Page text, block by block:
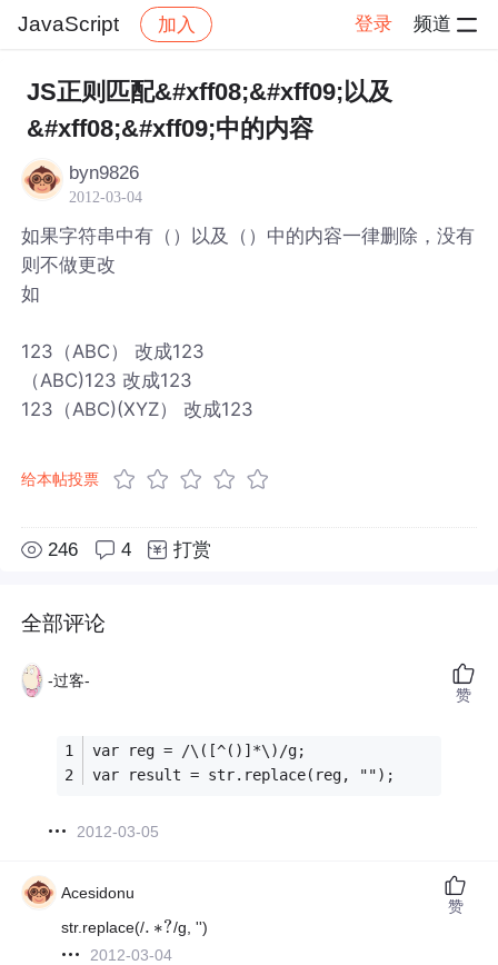
JavaScript 加入 登录 频道
社区 JavaScript
JS正则匹配&#xff08;&#xff09;以及
&#xff08;&#xff09;中的内容
byn9826
2012-03-04
如果字符串中有（）以及（）中的内容一律删除，没有
则不做更改
如
123（ABC） 改成123
（ABC)123 改成123
123（ABC)(XYZ） 改成123
给本帖投票
246 4 打赏
全部评论
-过客-
var reg = /\([^()]*\)/g;
var result = str.replace(reg, "");
2012-03-05
赞
Acesidonu
str.replace(/. ∗?
. ∗?/g, '')
2012-03-04
赞